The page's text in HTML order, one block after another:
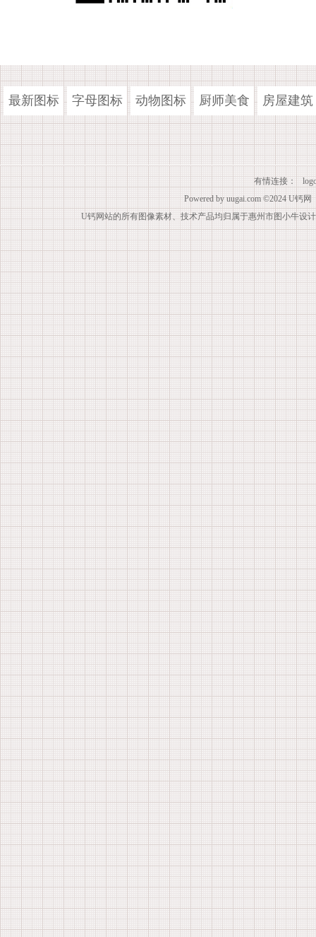
最新图标 字母图标 动物图标 厨师美食 房屋建筑
有情连接：
Powered by uugai.com ©2024 U钙网
U钙网站的所有图像素材、技术产品均归属于惠州市图小牛设